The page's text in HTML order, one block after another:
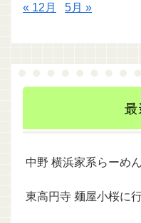
« 12月 5月 »
中野 横浜家系らーめ
東高円寺 麺屋小桜に